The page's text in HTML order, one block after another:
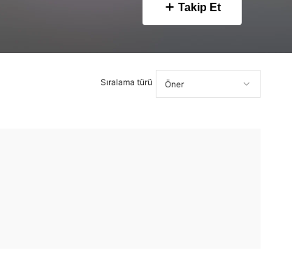
Takip Et
Sıralama türü